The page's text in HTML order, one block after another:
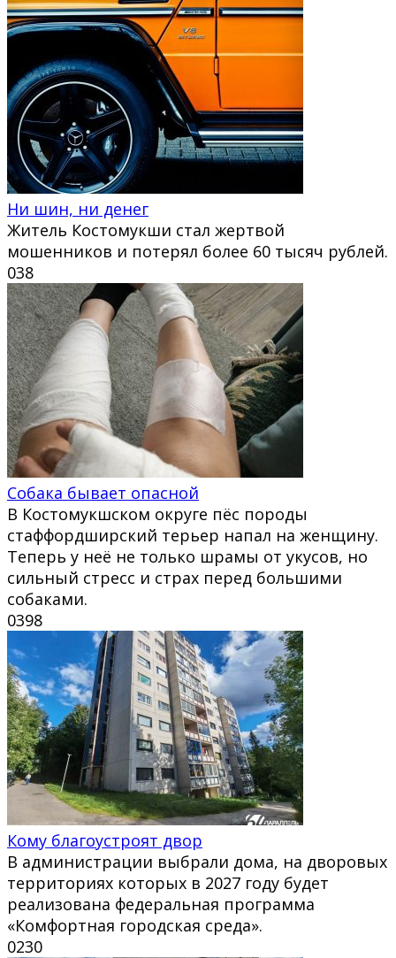
Ни шин, ни денег
Житель Костомукши стал жертвой
мошенников и потерял более 60 тысяч рублей.
038
Собака бывает опасной
В Костомукшском округе пёс породы
стаффордширский терьер напал на женщину.
Теперь у неё не только шрамы от укусов, но
сильный стресс и страх перед большими
собаками.
0398
Кому благоустроят двор
В администрации выбрали дома, на дворовых
территориях которых в 2027 году будет
реализована федеральная программа
«Комфортная городская среда».
0230